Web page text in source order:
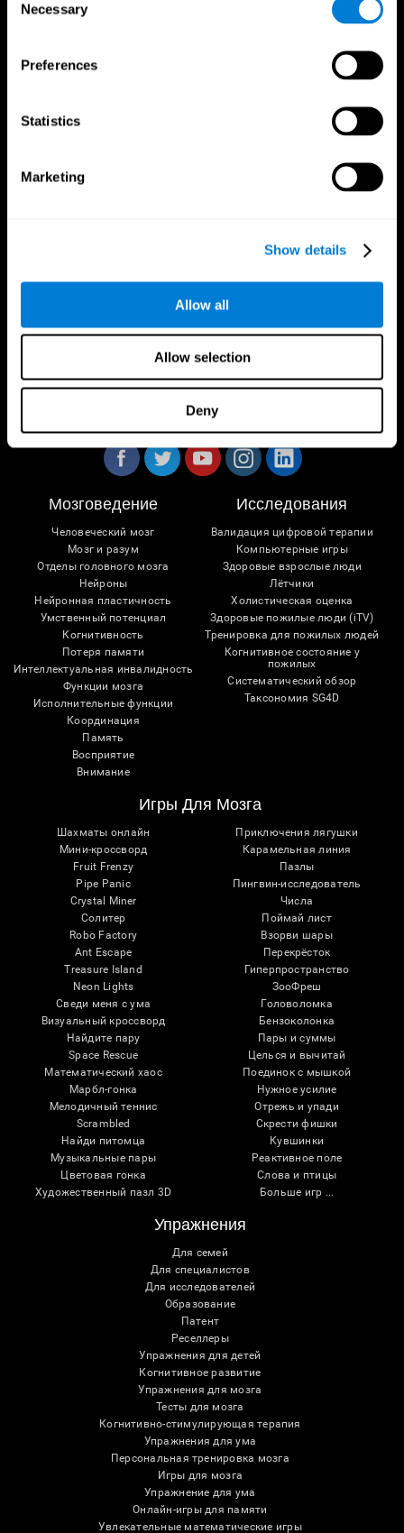
Selection
Necessary
Preferences
Statistics
Marketing
Show details
Allow all
Allow selection
Deny
Следуйте за нами
Мозговедение
Человеческий мозг
Мозг и разум
Отделы головного мозга
Нейроны
Нейронная пластичность
Умственный потенциал
Когнитивность
Потеря памяти
Интеллектуальная инвалидность
Функции мозга
Исполнительные функции
Координация
Память
Восприятие
Внимание
Исследования
Валидация цифровой терапии
Компьютерные игры
Здоровые взрослые люди
Лётчики
Холистическая оценка
Здоровые пожилые люди (iTV)
Тренировка для пожилых людей
Когнитивное состояние у
пожилых
Систематический обзор
Таксономия SG4D
Игры Для Мозга
Шахматы онлайн
Мини-кроссворд
Fruit Frenzy
Pipe Panic
Crystal Miner
Солитер
Robo Factory
Ant Escape
Treasure Island
Neon Lights
Сведи меня с ума
Визуальный кроссворд
Найдите пару
Space Rescue
Математический хаос
Марбл-гонка
Мелодичный теннис
Scrambled
Найди питомца
Музыкальные пары
Цветовая гонка
Художественный пазл 3D
Приключения лягушки
Карамельная линия
Пазлы
Пингвин-исследователь
Числа
Поймай лист
Взорви шары
Перекрёсток
Гиперпространство
ЗооФреш
Головоломка
Бензоколонка
Пары и суммы
Целься и вычитай
Поединок с мышкой
Нужное усилие
Отрежь и упади
Скрести фишки
Кувшинки
Реактивное поле
Слова и птицы
Больше игр ...
Упражнения
Для семей
Для специалистов
Для исследователей
Образование
Патент
Реселлеры
Упражнения для детей
Когнитивное развитие
Упражнения для мозга
Тесты для мозга
Когнитивно-стимулирующая терапия
Упражнения для ума
Персональная тренировка мозга
Игры для мозга
Упражнение для ума
Онлайн-игры для памяти
Увлекательные математические игры